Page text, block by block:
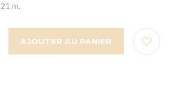
m.
AJOUTER AU PANIER